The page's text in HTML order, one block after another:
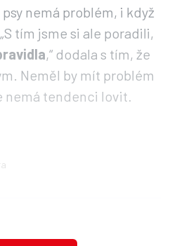
nemá problém, i když
tím jsme si ale poradili,
,“ dodala s tím, že
Neměl by mít problém
nemá tendenci lovit.